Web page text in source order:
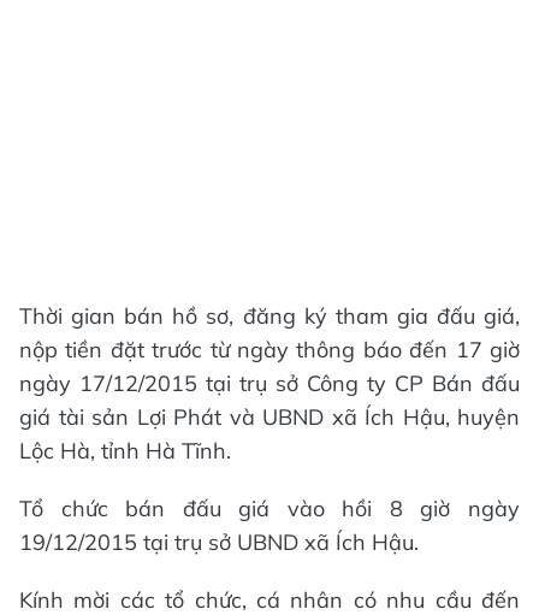
Thời gian bán hồ sơ, đăng ký tham gia đấu giá,
nộp tiền đặt trước từ ngày thông báo đến 17 giờ
ngày 17/12/2015 tại trụ sở Công ty CP Bán đấu
giá tài sản Lợi Phát và UBND xã Ích Hậu, huyện
Lộc Hà, tỉnh Hà Tĩnh.
Tổ chức bán đấu giá vào hồi 8 giờ ngày
19/12/2015 tại trụ sở UBND xã Ích Hậu.
Kính mời các tổ chức, cá nhân có nhu cầu đến